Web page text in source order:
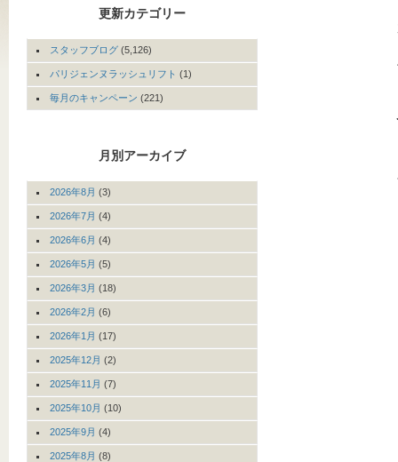
更新カテゴリー
スタッフブログ (5,126)
パリジェンヌラッシュリフト (1)
毎月のキャンペーン (221)
月別アーカイブ
2026年8月 (3)
2026年7月 (4)
2026年6月 (4)
2026年5月 (5)
2026年3月 (18)
2026年2月 (6)
2026年1月 (17)
2025年12月 (2)
2025年11月 (7)
2025年10月 (10)
2025年9月 (4)
2025年8月 (8)